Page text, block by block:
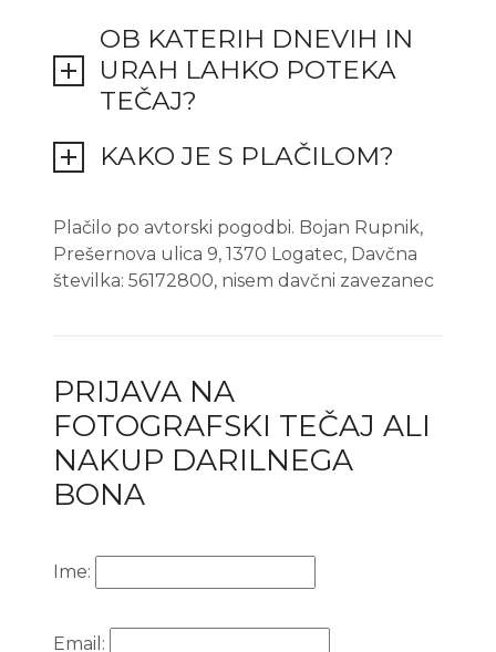
OB KATERIH DNEVIH IN
URAH LAHKO POTEKA
TEČAJ?
KAKO JE S PLAČILOM?
Plačilo po avtorski pogodbi. Bojan Rupnik,
Prešernova ulica 9, 1370 Logatec, Davčna
številka: 56172800, nisem davčni zavezanec
PRIJAVA NA
FOTOGRAFSKI TEČAJ ALI
NAKUP DARILNEGA
BONA
Ime:
Email: